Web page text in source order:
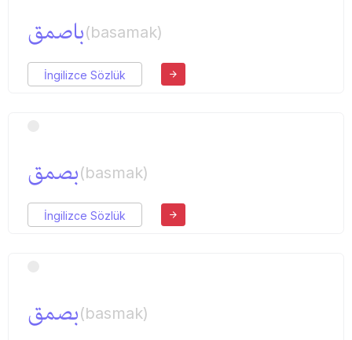
باصمق(basamak)
İngilizce Sözlük
بصمق(basmak)
İngilizce Sözlük
بصمق(basmak)